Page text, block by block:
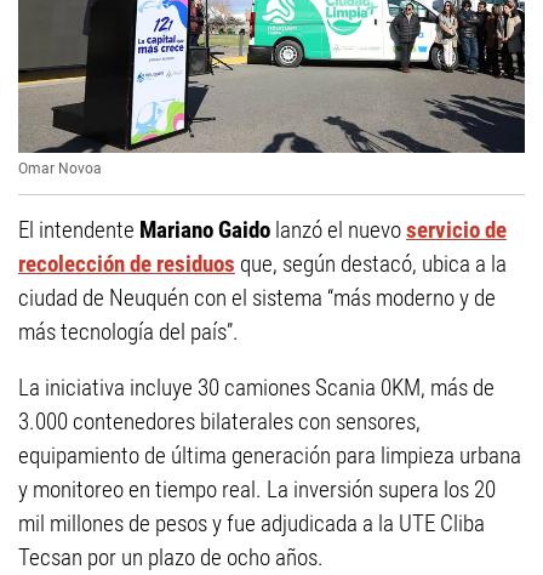
Omar Novoa
El intendente Mariano Gaido lanzó el nuevoservicio de
recolección de residuos que, según destacó, ubica a la
ciudad de Neuquén con el sistema “más moderno y de
más tecnología del país”.
La iniciativa incluye 30 camiones Scania 0KM, más de
3.000 contenedores bilaterales con sensores,
equipamiento de última generación para limpieza urbana
y monitoreo en tiempo real. La inversión supera los 20
mil millones de pesos y fue adjudicada a la UTE Cliba
Tecsan por un plazo de ocho años.